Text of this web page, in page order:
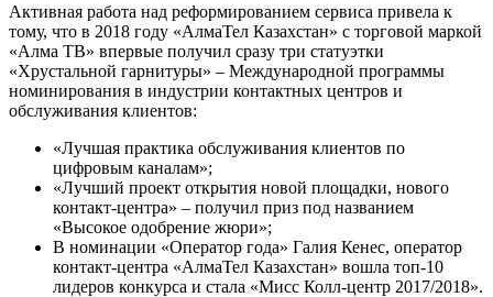
Активная работа над реформированием сервиса привела к
тому, что в 2018 году «АлмаТел Казахстан» с торговой маркой
«Алма ТВ» впервые получил сразу три статуэтки
«Хрустальной гарнитуры» – Международной программы
номинирования в индустрии контактных центров и
обслуживания клиентов:
«Лучшая практика обслуживания клиентов по
цифровым каналам»;
«Лучший проект открытия новой площадки, нового
контакт-центра» – получил приз под названием
«Высокое одобрение жюри»;
В номинации «Оператор года» Галия Кенес, оператор
контакт-центра «АлмаТел Казахстан» вошла топ-10
лидеров конкурса и стала «Мисс Колл-центр 2017/2018».